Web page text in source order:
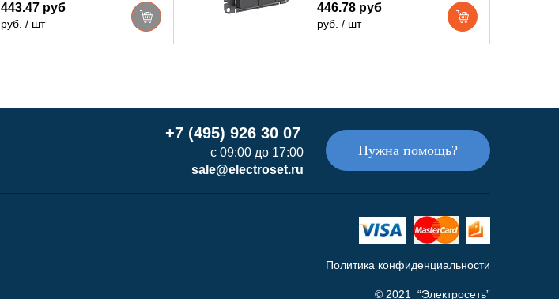
443.47 руб
руб. / шт
446.78 руб
руб. / шт
+7 (495) 926 30 07
с 09:00 до 17:00
sale@electroset.ru
Нужна помощь?
Политика конфиденциальности
© 2021 “Электросеть”